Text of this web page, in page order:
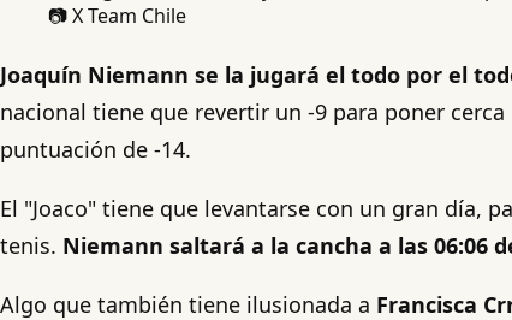
📷 X Team Chile
Joaquín Niemann se la jugará el todo por el
nacional tiene que revertir un -9 para poner
puntuación de -14.
El "Joaco" tiene que levantarse con un gran día,
tenis. Niemann saltará a la cancha a las 06:06
Algo que también tiene ilusionada a Francisca